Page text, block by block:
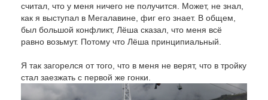
считал, что у меня ничего не получится. Может, не знал,
как я выступал в Мегалавине, фиг его знает. В общем,
был большой конфликт, Лёша сказал, что меня всё
равно возьмут. Потому что Лёша принципиальный.
Я так загорелся от того, что в меня не верят, что в тройку
стал заезжать с первой же гонки.